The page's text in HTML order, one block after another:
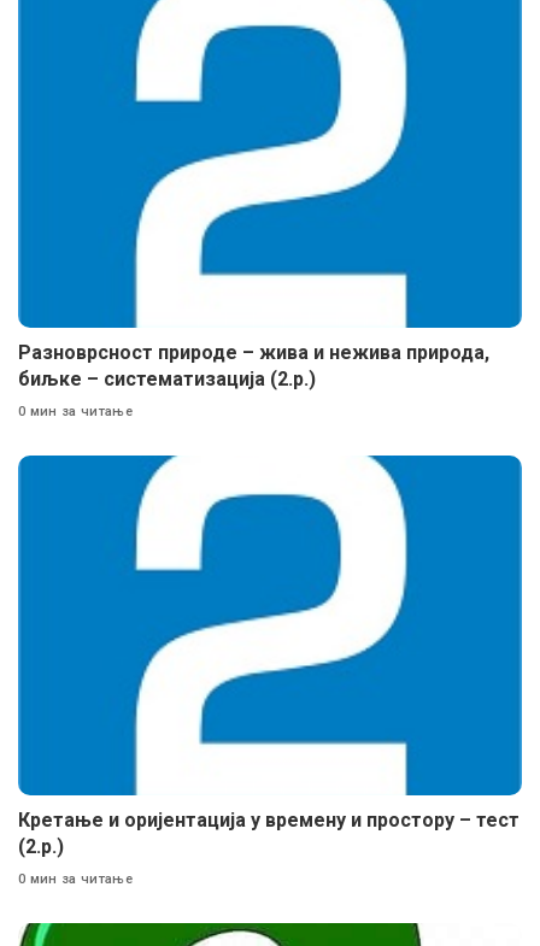
Разноврсност природе – жива и нежива природа,
биљке – систематизација (2.р.)
0 мин за читање
Кретање и оријентација у времену и простору – тест
(2.р.)
0 мин за читање